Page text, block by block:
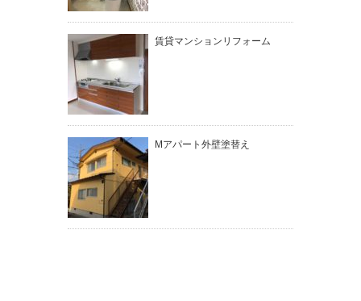
賃貸マンションリフォーム
Mアパート外壁塗替え